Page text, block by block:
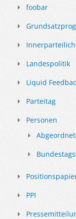
foobar
Landespolitik
Liquid
Parteitag
Personen
PPI